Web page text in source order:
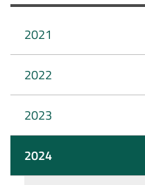
2021
2022
2023
2024